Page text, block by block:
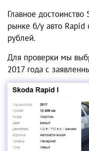
Главное
рынке б/у авто Rapid
рублей.
Для проверки мы
2017 года с